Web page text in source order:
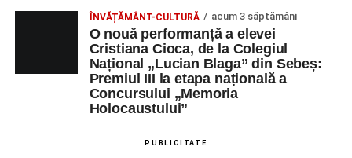
ÎNVĂȚĂMÂNT-CULTURĂ acum 3 săptămâni
O nouă performanță a elevei
Cristiana Cioca, de la Colegiul
Național „Lucian Blaga” din Sebeș:
Premiul III la etapa națională a
Concursului „Memoria
Holocaustului”
PUBLICITATE